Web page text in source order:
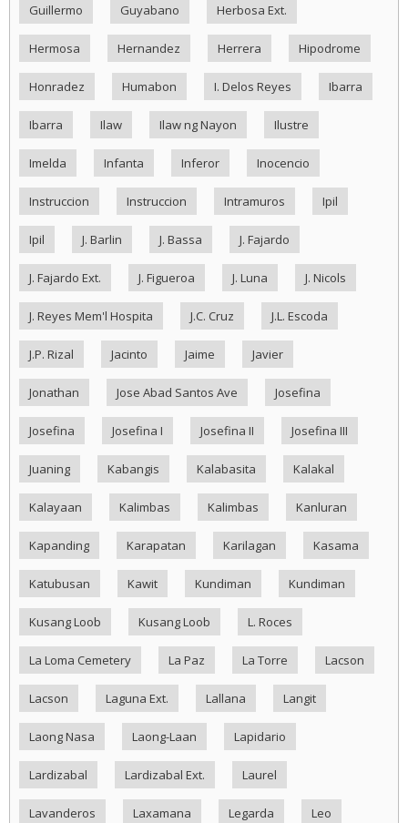
Guillermo Guyabano Herbosa Ext.
Hermosa Hernandez Herrera Hipodrome
Honradez Humabon I. Delos Reyes Ibarra
Ibarra Ilaw Ilaw ng Nayon Ilustre
Imelda Infanta Inferor Inocencio
Instruccion Instruccion Intramuros Ipil
Ipil J. Barlin J. Bassa J. Fajardo
J. Fajardo Ext. J. Figueroa J. Luna J. Nicols
J. Reyes Mem'l Hospita J.C. Cruz J.L. Escoda
J.P. Rizal Jacinto Jaime Javier
Jonathan Jose Abad Santos Ave Josefina
Josefina Josefina I Josefina II Josefina III
Juaning Kabangis Kalabasita Kalakal
Kalayaan Kalimbas Kalimbas Kanluran
Kapanding Karapatan Karilagan Kasama
Katubusan Kawit Kundiman Kundiman
Kusang Loob Kusang Loob L. Roces
La Loma Cemetery La Paz La Torre Lacson
Lacson Laguna Ext. Lallana Langit
Laong Nasa Laong-Laan Lapidario
Lardizabal Lardizabal Ext. Laurel
Lavanderos Laxamana Legarda Leo